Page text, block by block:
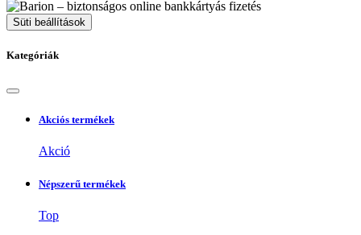
Süti beállítások
Kategóriák
Akciós termékek
Akció
Népszerű termékek
Top